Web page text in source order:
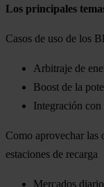
Los principales
Casos de uso de los
Arbitraje de
Boost de la
Integración con
Como aprovechar las
estaciones de recarga
Mercados